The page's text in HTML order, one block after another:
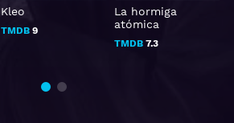
Kleo
TMDB9
La hormiga
atómica
TMDB7.3